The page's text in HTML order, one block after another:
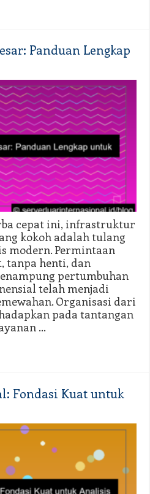
Panduan Lengkap
cepat ini, infrastruktur
kokoh adalah tulang
modern. Permintaan
tanpa henti, dan
pertumbuhan
telah menjadi
Organisasi dari
pada tantangan
…
Fondasi Kuat untuk